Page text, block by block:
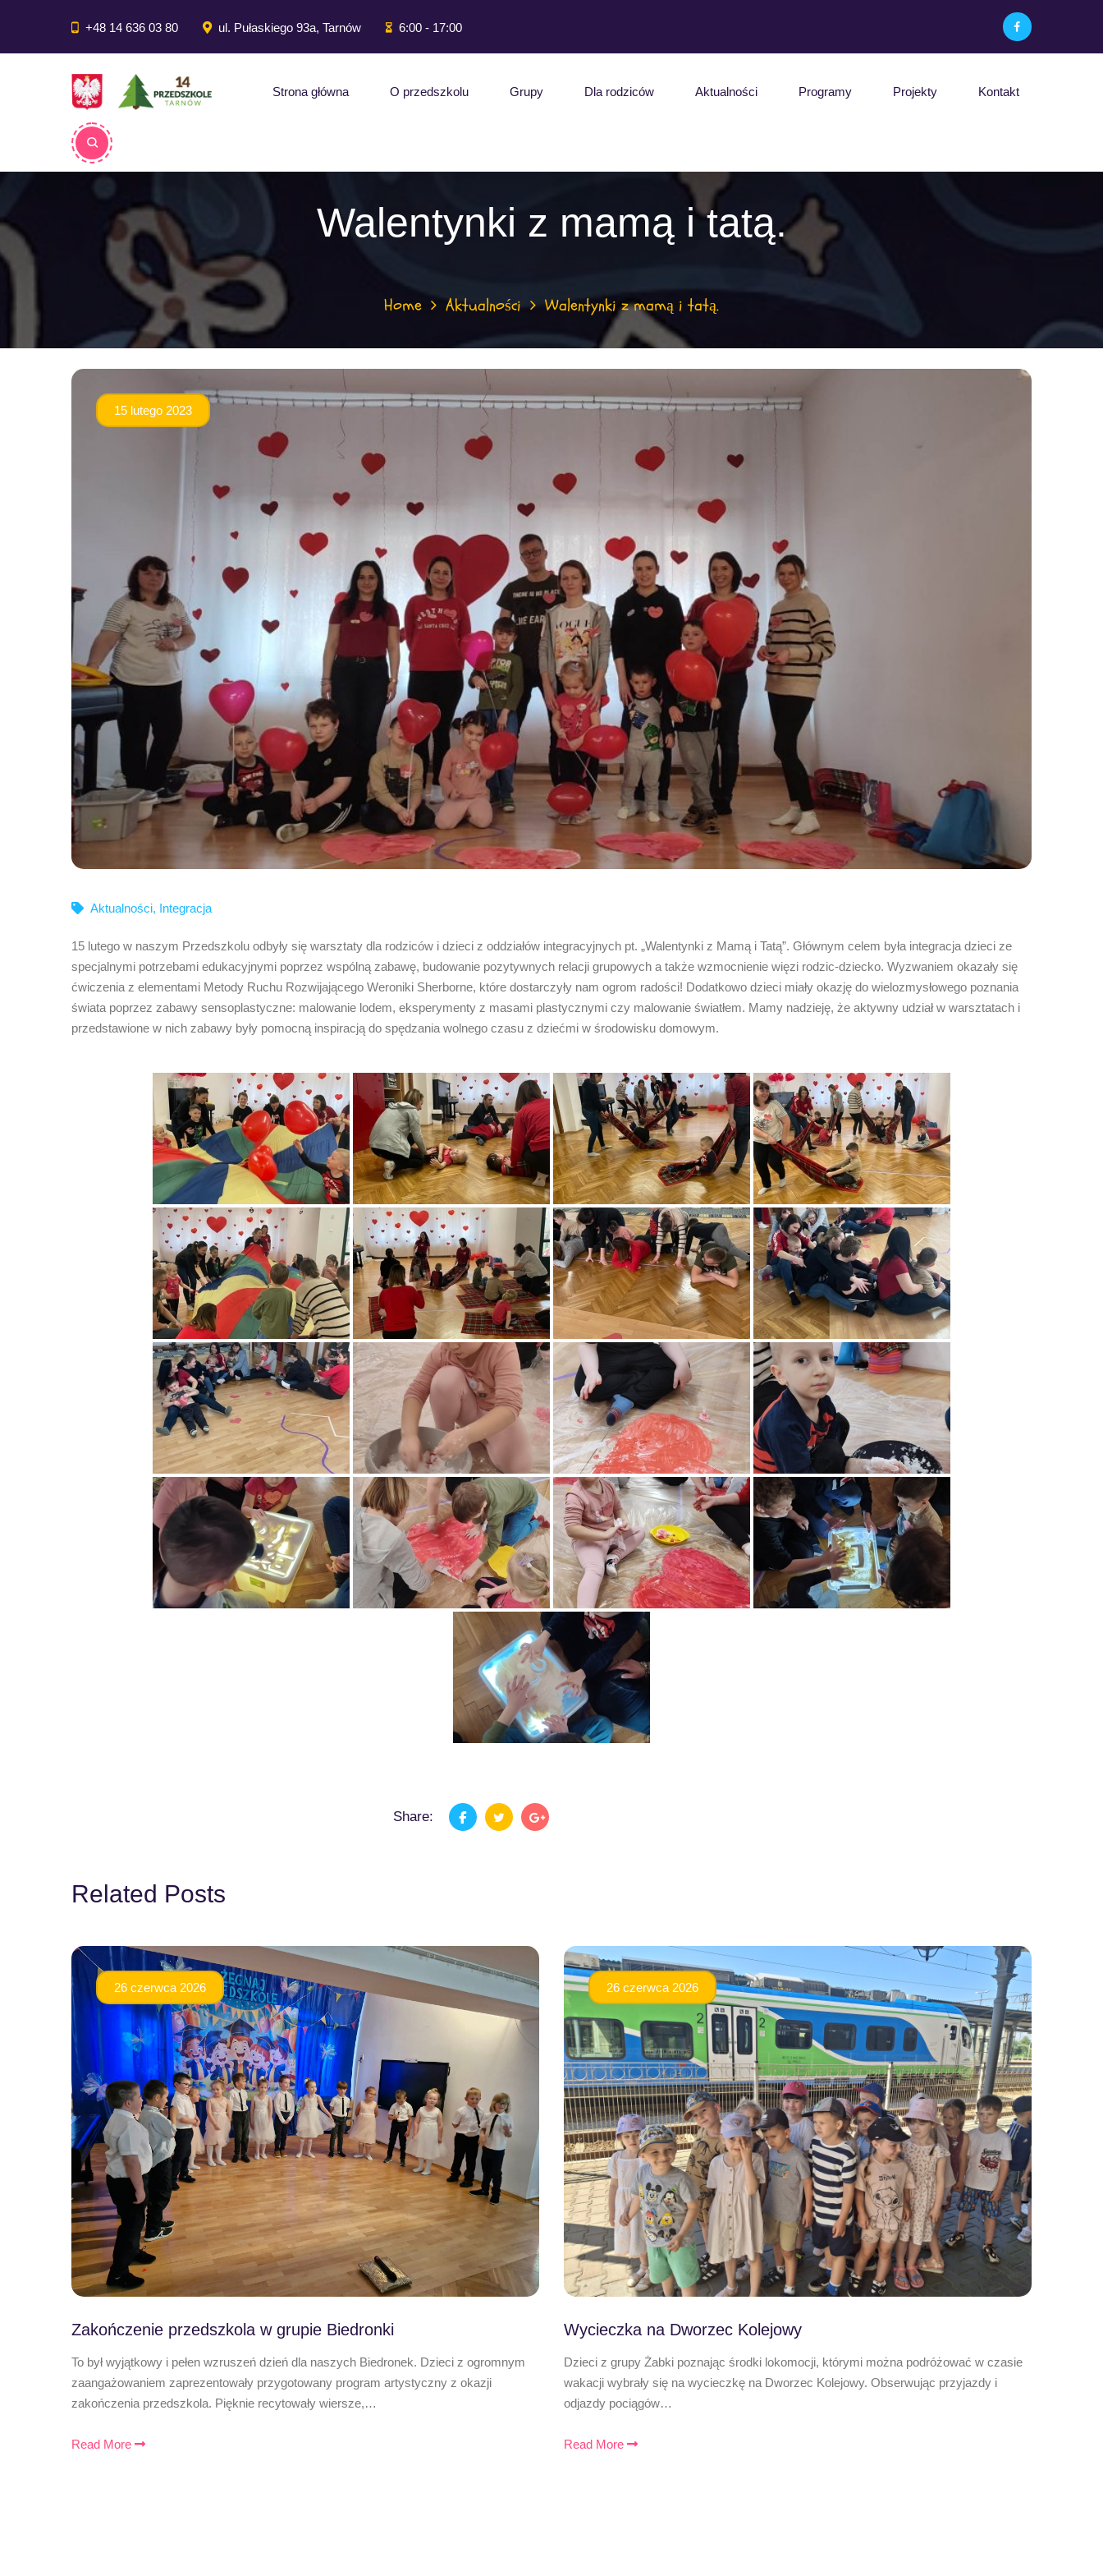
+48 14 636 03 80 ul. Pułaskiego 93a, Tarnów 6:00 - 17:00
Strona główna O przedszkolu Grupy Dla rodziców Aktualności Programy Projekty Kontakt
Walentynki z mamą i tatą.
Home Aktualności Walentynki z mamą i tatą.
15 lutego 2023
Aktualności, Integracja
15 lutego w naszym Przedszkolu odbyły się warsztaty dla rodziców i dzieci z oddziałów integracyjnych pt. „Walentynki z Mamą i Tatą”. Głównym celem była integracja dzieci ze
specjalnymi potrzebami edukacyjnymi poprzez wspólną zabawę, budowanie pozytywnych relacji grupowych a także wzmocnienie więzi rodzic-dziecko. Wyzwaniem okazały się
ćwiczenia z elementami Metody Ruchu Rozwijającego Weroniki Sherborne, które dostarczyły nam ogrom radości! Dodatkowo dzieci miały okazję do wielozmysłowego poznania
świata poprzez zabawy sensoplastyczne: malowanie lodem, eksperymenty z masami plastycznymi czy malowanie światłem. Mamy nadzieję, że aktywny udział w warsztatach i
przedstawione w nich zabawy były pomocną inspiracją do spędzania wolnego czasu z dziećmi w środowisku domowym.
Share:
Related Posts
26 czerwca 2026
Zakończenie przedszkola w grupie Biedronki
To był wyjątkowy i pełen wzruszeń dzień dla naszych Biedronek. Dzieci z ogromnym
zaangażowaniem zaprezentowały przygotowany program artystyczny z okazji
zakończenia przedszkola. Pięknie recytowały wiersze,…
Read More
26 czerwca 2026
Wycieczka na Dworzec Kolejowy
Dzieci z grupy Żabki poznając środki lokomocji, którymi można podróżować w czasie
wakacji wybrały się na wycieczkę na Dworzec Kolejowy. Obserwując przyjazdy i
odjazdy pociągów…
Read More